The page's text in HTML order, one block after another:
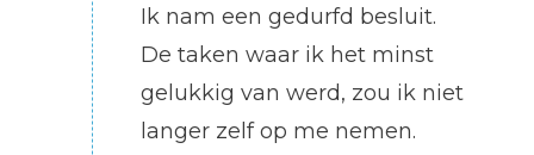
Ik nam een gedurfd besluit.
De taken waar ik het minst
gelukkig van werd, zou ik niet
langer zelf op me nemen.